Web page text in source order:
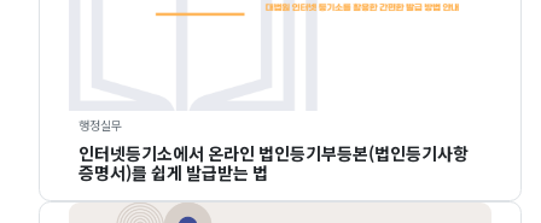
행정실무
인터넷등기소에서 온라인 법인등기부등본(법인등기사항
증명서)를 쉽게 발급받는 법